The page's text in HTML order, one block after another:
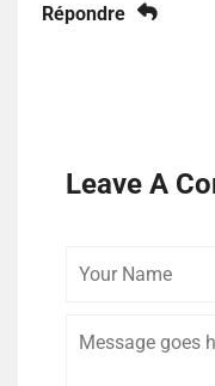
Répondre
Leave A